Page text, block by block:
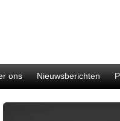
ons Nieuwsberichten